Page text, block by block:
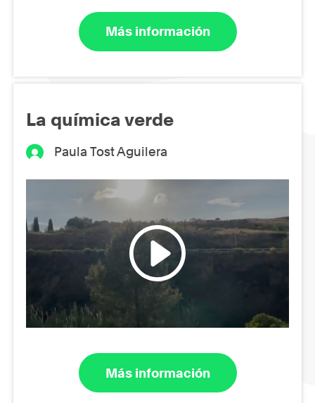
Más información
La química verde
Paula Tost Aguilera
Más información